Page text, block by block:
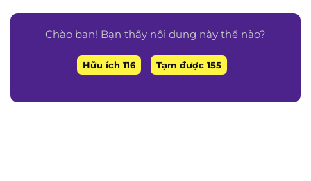
Chào bạn! Bạn thấy nội dung này thế nào?
Hữu ích 116 Tạm được 155